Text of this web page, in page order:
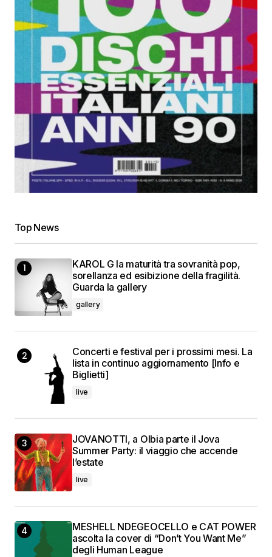
Top News
KAROL G la maturità tra sovranità pop,
sorellanza ed esibizione della fragilità.
Guarda la gallery
gallery
Concerti e festival per i prossimi mesi. La
lista in continuo aggiornamento [Info e
Biglietti]
live
JOVANOTTI, a Olbia parte il Jova
Summer Party: il viaggio che accende
l’estate
live
MESHELL NDEGEOCELLO e CAT POWER
ascolta la cover di “Don’t You Want Me”
degli Human League